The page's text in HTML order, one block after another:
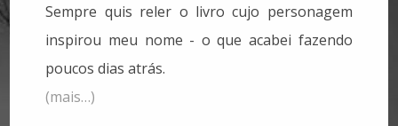
Sempre quis reler o livro cujo personagem
inspirou meu nome - o que acabei fazendo
poucos dias atrás.
(mais…)